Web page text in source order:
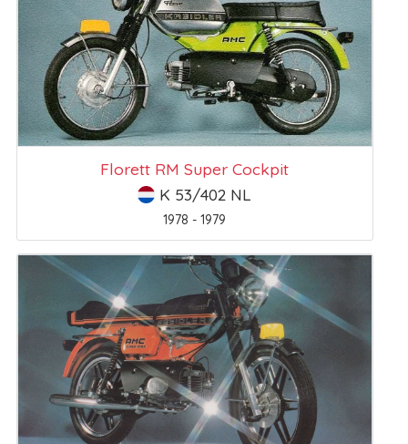
Florett RM Super Cockpit
K 53/402 NL
1978 - 1979